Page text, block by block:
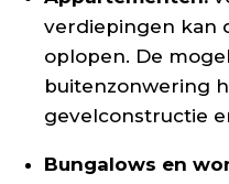
verdiepingen kan
oplopen. De
buitenzonwering
gevelconstructie
Bungalows en